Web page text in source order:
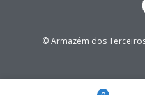
© Armazém dos